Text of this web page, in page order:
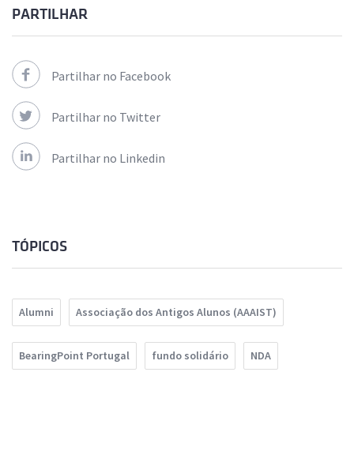
PARTILHAR
Partilhar no Facebook
Partilhar no Twitter
Partilhar no Linkedin
TÓPICOS
Alumni Associação dos Antigos Alunos (AAAIST)
BearingPoint Portugal fundo solidário NDA